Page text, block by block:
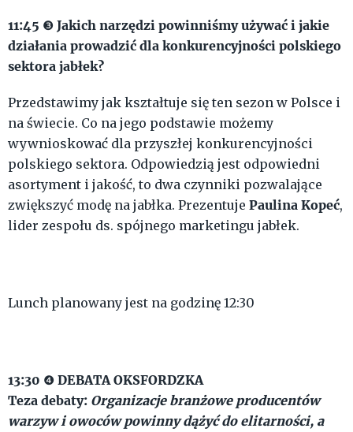
11:45 ❸ Jakich narzędzi powinniśmy używać i jakie
działania prowadzić dla konkurencyjności polskiego
sektora jabłek?
Przedstawimy jak kształtuje się ten sezon w Polsce i
na świecie. Co na jego podstawie możemy
wywnioskować dla przyszłej konkurencyjności
polskiego sektora. Odpowiedzią jest odpowiedni
asortyment i jakość, to dwa czynniki pozwalające
zwiększyć modę na jabłka. Prezentuje Paulina Kopeć,
lider zespołu ds. spójnego marketingu jabłek.
Lunch planowany jest na godzinę 12:30
13:30 ❹ DEBATA OKSFORDZKA
Teza debaty: Organizacje branżowe producentów
warzyw i owoców powinny dążyć do elitarności, a